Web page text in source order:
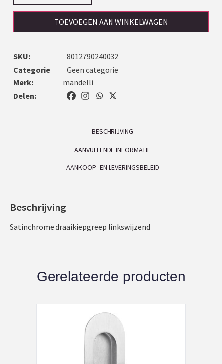
TOEVOEGEN AAN WINKELWAGEN
SKU:
8012790240032
Categorie
Geen categorie
Merk:
mandelli
Delen:
BESCHRIJVING
AANVULLENDE INFORMATIE
AANKOOP- EN LEVERINGSBELEID
Beschrijving
Satinchrome draaikiepgreep linkswijzend
Gerelateerde producten